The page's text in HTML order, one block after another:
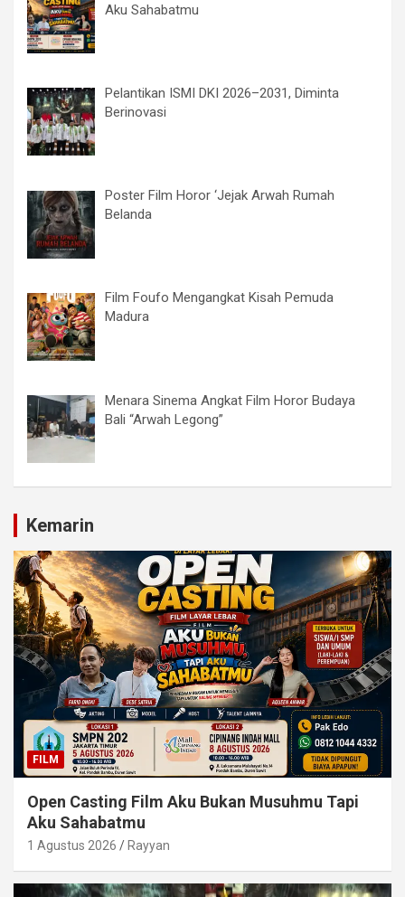
Aku Sahabatmu
Pelantikan ISMI DKI 2026–2031, Diminta
Berinovasi
Poster Film Horor ‘Jejak Arwah Rumah
Belanda
Film Foufo Mengangkat Kisah Pemuda
Madura
Menara Sinema Angkat Film Horor Budaya
Bali “Arwah Legong”
Kemarin
FILM
Open Casting Film Aku Bukan Musuhmu Tapi
Aku Sahabatmu
1 Agustus 2026 Rayyan